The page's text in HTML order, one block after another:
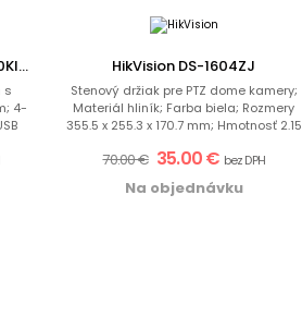
HikVision príslušenstvo DS-1100KI(B)
s
4-
HikVision DS-1604ZJ
Stenový držiak pre PTZ dome kamery;
Materiál hliník; Farba biela; Rozmery
355.5 x 255.3 x 170.7 mm; Hmotnosť 2.15
70.00 € 35.00 € bez DPH
Na objednávku